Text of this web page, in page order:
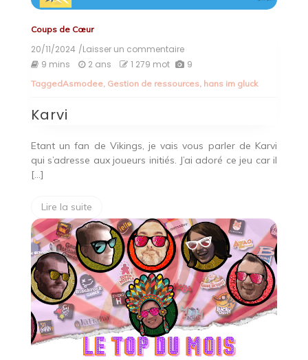
Coups de Cœur
20/11/2024 /Laisser un commentaireon
Karvi
9 mins 2 ans 1 279 mot 9
TaggedAsmodee, Gestion de ressources, hans im gluck
Karvi
Etant un fan de Vikings, je vais vous parler de Karvi
qui s’adresse aux joueurs initiés. J’ai adoré ce jeu car il
[…]
Lire la suite